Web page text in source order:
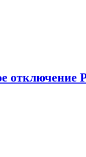
отключение